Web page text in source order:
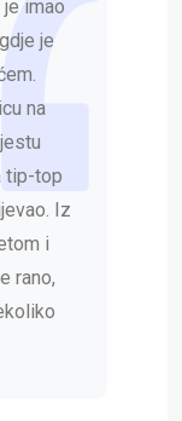
je imao
gdje je
na
tip-top
Iz
i
rano,